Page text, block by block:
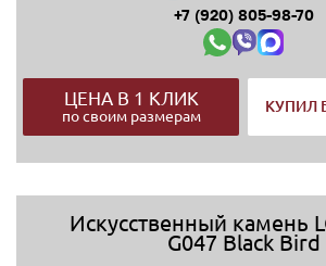
+7 (920) 805-98-70
ЦЕНА В 1 КЛИК
по своим размерам
КУПИЛ
Искусственный камень
G047 Black Bird